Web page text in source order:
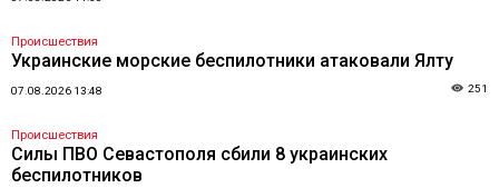
Происшествия
Украинские морские беспилотники атаковали Ялту
07.08.2026 13:48 251
Происшествия
Силы ПВО Севастополя сбили 8 украинских
беспилотников